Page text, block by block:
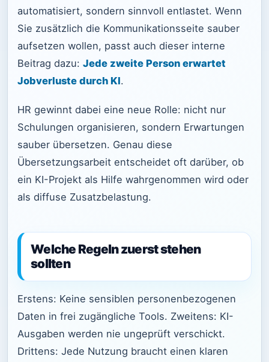
automatisiert, sondern sinnvoll entlastet. Wenn
Sie zusätzlich die Kommunikationsseite sauber
aufsetzen wollen, passt auch dieser interne
Beitrag dazu: Jede zweite Person erwartet
Jobverluste durch KI.
HR gewinnt dabei eine neue Rolle: nicht nur
Schulungen organisieren, sondern Erwartungen
sauber übersetzen. Genau diese
Übersetzungsarbeit entscheidet oft darüber, ob
ein KI-Projekt als Hilfe wahrgenommen wird oder
als diffuse Zusatzbelastung.
Welche Regeln zuerst stehen
sollten
Erstens: Keine sensiblen personenbezogenen
Daten in frei zugängliche Tools. Zweitens: KI-
Ausgaben werden nie ungeprüft verschickt.
Drittens: Jede Nutzung braucht einen klaren